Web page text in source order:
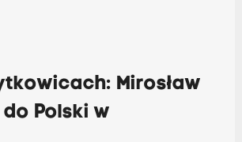
Mirosław
Polski w